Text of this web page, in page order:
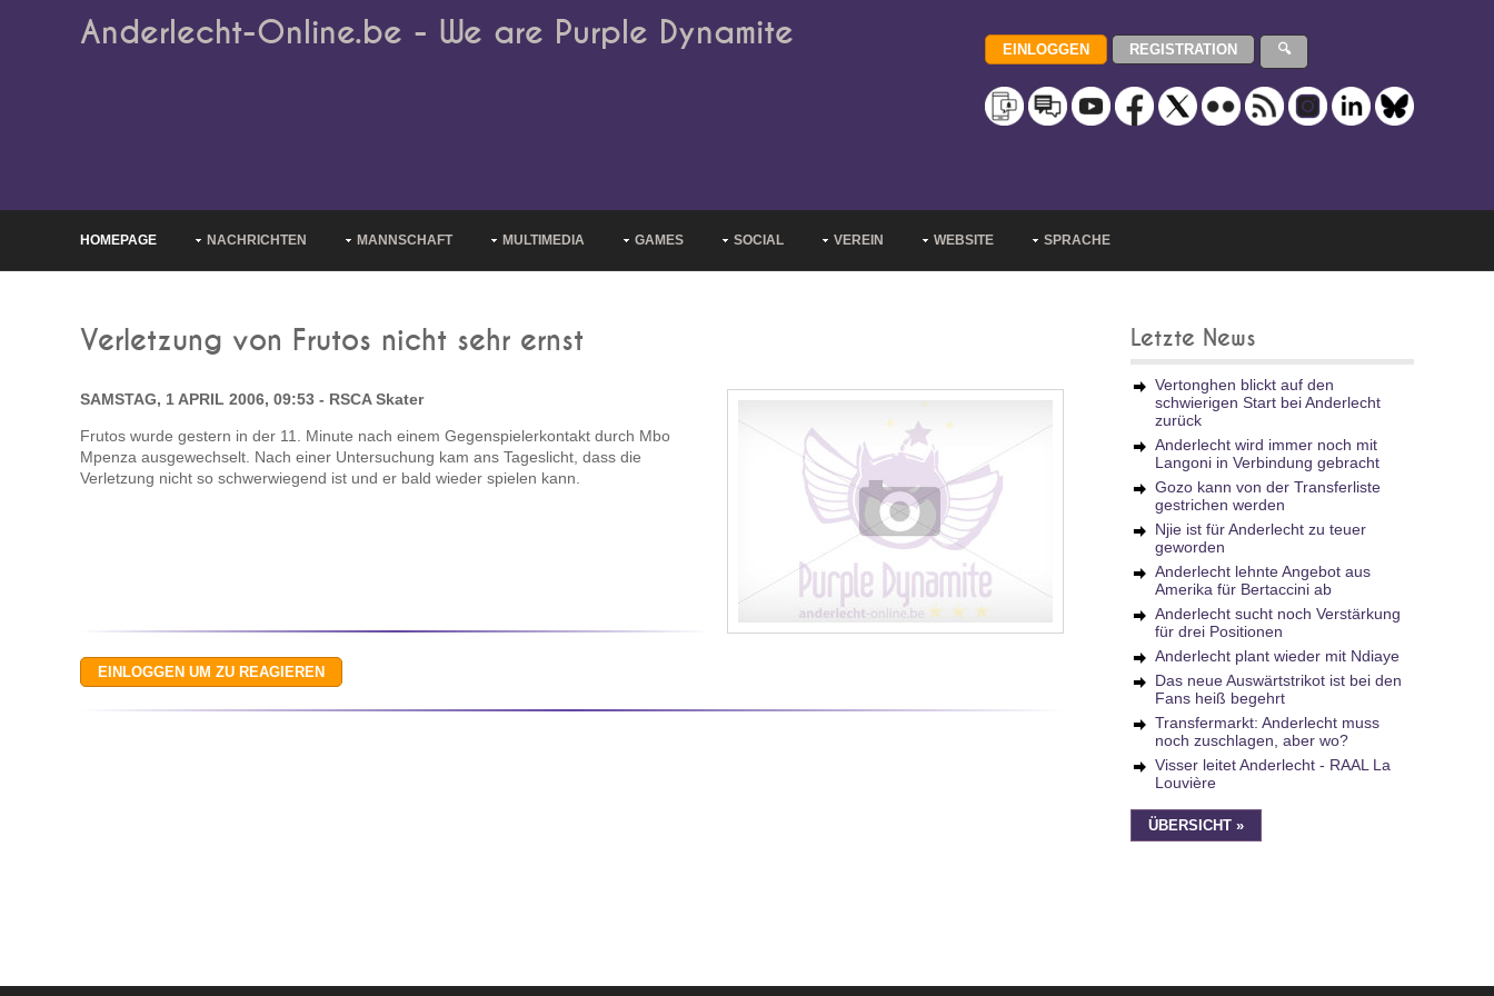
Anderlecht-Online.be - We are Purple Dynamite
HOMEPAGE NACHRICHTEN MANNSCHAFT MULTIMEDIA GAMES SOCIAL VEREIN WEBSITE SPRACHE
Verletzung von Frutos nicht sehr ernst
SAMSTAG, 1 APRIL 2006, 09:53 - RSCA Skater
Frutos wurde gestern in der 11. Minute nach einem Gegenspielerkontakt durch Mbo
Mpenza ausgewechselt. Nach einer Untersuchung kam ans Tageslicht, dass die
Verletzung nicht so schwerwiegend ist und er bald wieder spielen kann.
Letzte News
Vertonghen blickt auf den
schwierigen Start bei Anderlecht
zurück
Anderlecht wird immer noch mit
Langoni in Verbindung gebracht
Gozo kann von der Transferliste
gestrichen werden
Njie ist für Anderlecht zu teuer
geworden
Anderlecht lehnte Angebot aus
Amerika für Bertaccini ab
Anderlecht sucht noch Verstärkung
für drei Positionen
Anderlecht plant wieder mit Ndiaye
Das neue Auswärtstrikot ist bei den
Fans heiß begehrt
Transfermarkt: Anderlecht muss
noch zuschlagen, aber wo?
Visser leitet Anderlecht - RAAL La
Louvière
ÜBERSICHT »